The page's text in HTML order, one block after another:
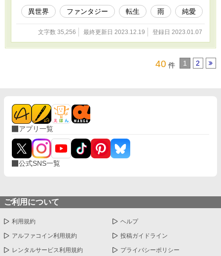
異世界 ファンタジー 転生 雨 純愛
文字数 35,256 最終更新日 2023.12.19 登録日 2023.01.07
40 件 1 2
アプリ一覧
公式SNS一覧
ご利用について
利用規約 ヘルプ
アルファコイン利用規約 投稿ガイドライン
レンタルサービス利用規約 プライバシーポリシー